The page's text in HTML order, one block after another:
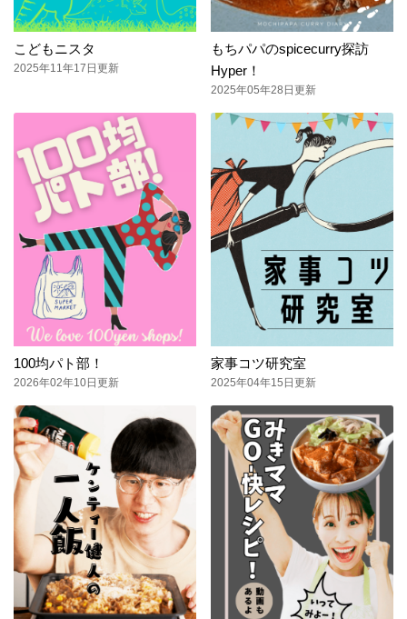
こどもニスタ
2025年11年17日更新
もちパパのspicecurry探訪
Hyper！
2025年05年28日更新
100均パト部！
2026年02年10日更新
家事コツ研究室
2025年04年15日更新